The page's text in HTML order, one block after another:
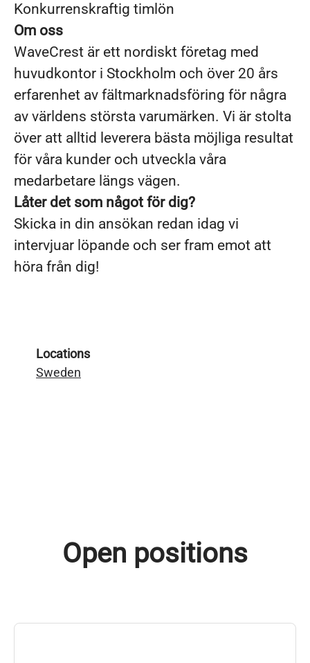
Konkurrenskraftig timlön
Om oss
WaveCrest är ett nordiskt företag med
huvudkontor i Stockholm och över 20 års
erfarenhet av fältmarknadsföring för några
av världens största varumärken. Vi är stolta
över att alltid leverera bästa möjliga resultat
för våra kunder och utveckla våra
medarbetare längs vägen.
Låter det som något för dig?
Skicka in din ansökan redan idag vi
intervjuar löpande och ser fram emot att
höra från dig!
Locations
Sweden
Open positions